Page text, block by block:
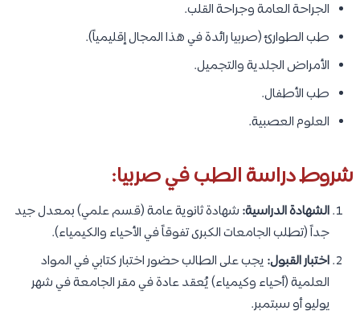
الجراحة العامة وجراحة القلب.
طب الطوارئ (صربيا رائدة في هذا المجال إقليمياً).
الأمراض الجلدية والتجميل.
طب الأطفال.
العلوم العصبية.
شروط دراسة الطب في صربيا:
الشهادة الدراسية: شهادة ثانوية عامة (قسم علمي) بمعدل جيد
جداً (تطلب الجامعات الكبرى تفوقاً في الأحياء والكيمياء).
اختبار القبول: يجب على الطالب حضور اختبار كتابي في المواد
العلمية (أحياء وكيمياء) يُعقد عادة في مقر الجامعة في شهر
يوليو أو سبتمبر.